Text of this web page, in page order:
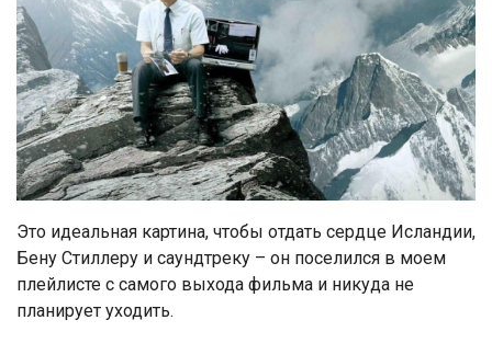
Это идеальная картина, чтобы отдать сердце Исландии,
Бену Стиллеру и саундтреку – он поселился в моем
плейлисте с самого выхода фильма и никуда не
планирует уходить.